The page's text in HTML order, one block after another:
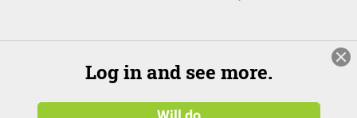
Log in and see more.